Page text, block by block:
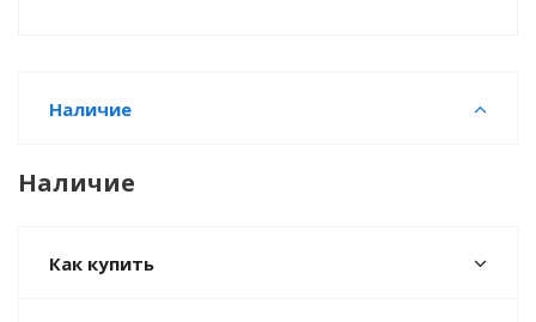
Наличие
Наличие
Как купить